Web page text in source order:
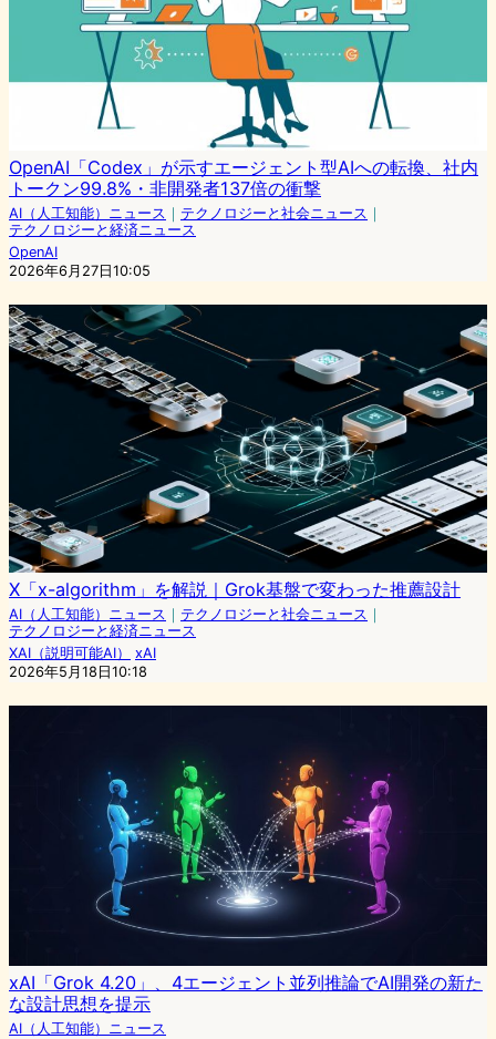
OpenAI「Codex」が示すエージェント型AIへの転換、社内
トークン99.8%・非開発者137倍の衝撃
AI（人工知能）ニュース ｜ テクノロジーと社会ニュース ｜
テクノロジーと経済ニュース
OpenAI
2026年6月27日10:05
X「x-algorithm」を解説｜Grok基盤で変わった推薦設計
AI（人工知能）ニュース ｜ テクノロジーと社会ニュース ｜
テクノロジーと経済ニュース
XAI（説明可能AI）
xAI
2026年5月18日10:18
xAI「Grok 4.20」、4エージェント並列推論でAI開発の新た
な設計思想を提示
AI（人工知能）ニュース